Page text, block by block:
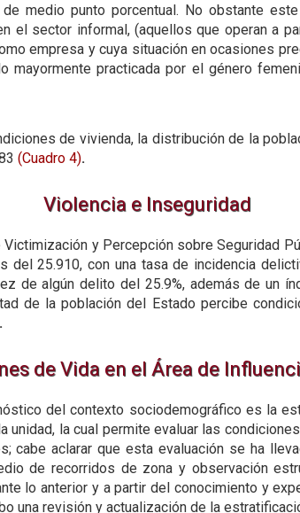
medio punto porcentual. No obstante
el sector informal, (aquellos que operan a
empresa y cuya situación en ocasiones
mayormente practicada por el género
de vivienda, la distribución de la
(Cuadro 4).
Violencia e Inseguridad
Victimización y Percepción sobre Seguridad
del 25.910, con una tasa de incidencia
de algún delito del 25.9%, además de un
de la población del Estado percibe
.
de Vida en el Área de
del contexto sociodemográfico es la
unidad, la cual permite evaluar las
cabe aclarar que esta evaluación se ha
de recorridos de zona y observación
lo anterior y a partir del conocimiento y
una revisión y actualización de la